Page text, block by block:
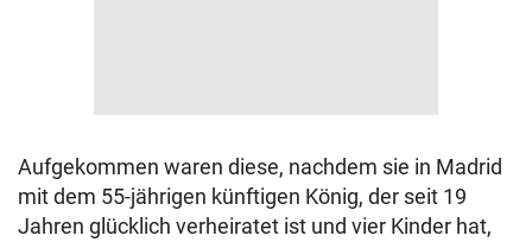
Aufgekommen waren diese, nachdem sie in Madrid
mit dem 55-jährigen künftigen König, der seit 19
Jahren glücklich verheiratet ist und vier Kinder hat,